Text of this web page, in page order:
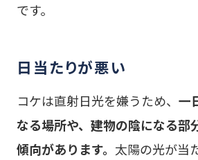
です。
日当たりが悪い
コケは直射日光を嫌うため、 一
なる場所や、建物の陰になる部
傾向があります。 太陽の光が当